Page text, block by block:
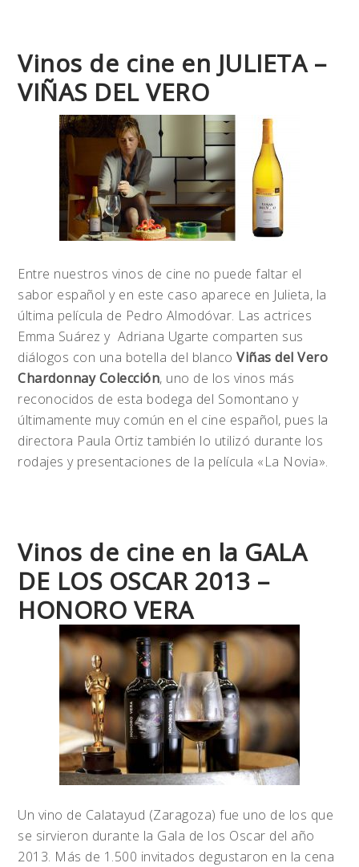
Vinos de cine en JULIETA –
VIÑAS DEL VERO
Entre nuestros vinos de cine no puede faltar el
sabor español y en este caso aparece en Julieta, la
última película de Pedro Almodóvar. Las actrices
Emma Suárez y Adriana Ugarte comparten sus
diálogos con una botella del blanco Viñas del Vero
Chardonnay Colección, uno de los vinos más
reconocidos de esta bodega del Somontano y
últimamente muy común en el cine español, pues la
directora Paula Ortiz también lo utilizó durante los
rodajes y presentaciones de la película «La Novia».
Vinos de cine en la GALA
DE LOS OSCAR 2013 –
HONORO VERA
Un vino de Calatayud (Zaragoza) fue uno de los que
se sirvieron durante la Gala de los Oscar del año
2013. Más de 1.500 invitados degustaron en la cena